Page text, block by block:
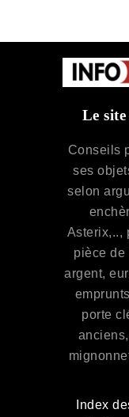
Le
Conseils
ses
selon
Asterix,..,
pièce de
argent,
porte
Index